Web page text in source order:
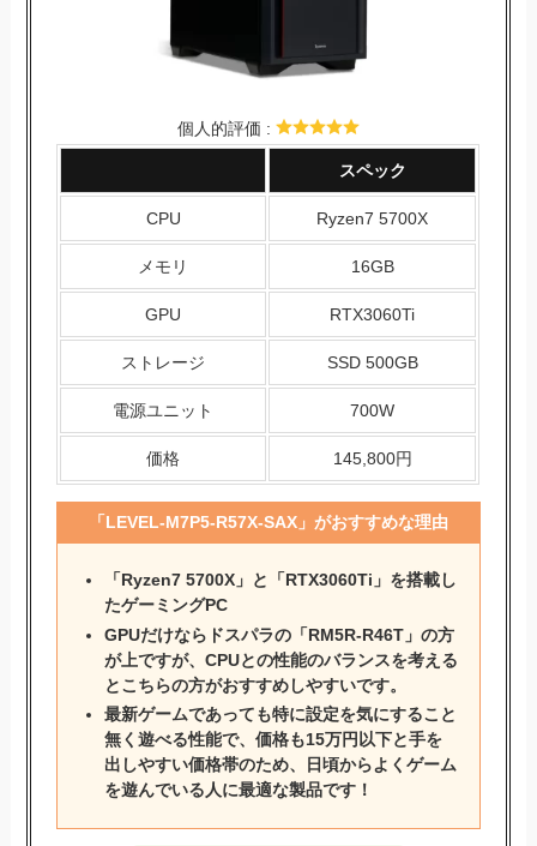
個人的評価 :
スペック
CPU Ryzen7 5700X
メモリ 16GB
GPU RTX3060Ti
ストレージ SSD 500GB
電源ユニット 700W
価格 145,800円
「LEVEL-M7P5-R57X-SAX」がおすすめな理由
「Ryzen7 5700X」と「RTX3060Ti」を搭載し
たゲーミングPC
GPUだけならドスパラの「RM5R-R46T」の方
が上ですが、CPUとの性能のバランスを考える
とこちらの方がおすすめしやすいです。
最新ゲームであっても特に設定を気にすること
無く遊べる性能で、価格も15万円以下と手を
出しやすい価格帯のため、日頃からよくゲーム
を遊んでいる人に最適な製品です！